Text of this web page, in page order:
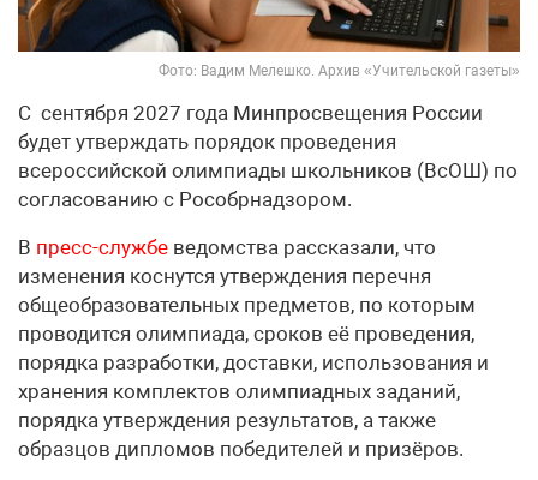
Фото: Вадим Мелешко. Архив «Учительской газеты»
С сентября 2027 года Минпросвещения России
будет утверждать порядок проведения
всероссийской олимпиады школьников (ВсОШ) по
согласованию с Рособрнадзором.
В пресс-службе ведомства рассказали, что
изменения коснутся утверждения перечня
общеобразовательных предметов, по которым
проводится олимпиада, сроков её проведения,
порядка разработки, доставки, использования и
хранения комплектов олимпиадных заданий,
порядка утверждения результатов, а также
образцов дипломов победителей и призёров.